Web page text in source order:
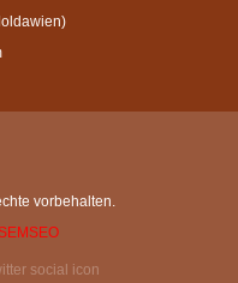
vorbehalten.
SEMSEO